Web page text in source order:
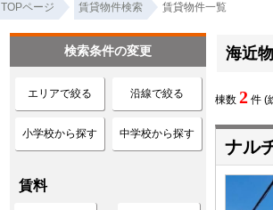
TOPページ 賃貸物件検索 賃貸物件一覧
海近
棟数 2 件 (
ナル
検索条件の変更
エリアで絞る 沿線で絞る
小学校から探す 中学校から探す
賃料